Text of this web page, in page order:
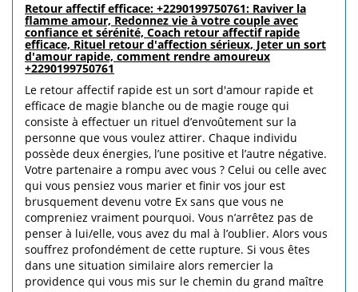
Retour affectif efficace: +2290199750761: Raviver la
flamme amour, Redonnez vie à votre couple avec
confiance et sérénité, Coach retour affectif rapide
efficace, Rituel retour d'affection sérieux, Jeter un sort
d'amour rapide, comment rendre amoureux
+2290199750761
Le retour affectif rapide est un sort d'amour rapide et
efficace de magie blanche ou de magie rouge qui
consiste à effectuer un rituel d’envoûtement sur la
personne que vous voulez attirer. Chaque individu
possède deux énergies, l’une positive et l’autre négative.
Votre partenaire a rompu avec vous ? Celui ou celle avec
qui vous pensiez vous marier et finir vos jour est
brusquement devenu votre Ex sans que vous ne
compreniez vraiment pourquoi. Vous n’arrêtez pas de
penser à lui/elle, vous avez du mal à l’oublier. Alors vous
souffrez profondément de cette rupture. Si vous êtes
dans une situation similaire alors remercier la
providence qui vous mis sur le chemin du grand maître